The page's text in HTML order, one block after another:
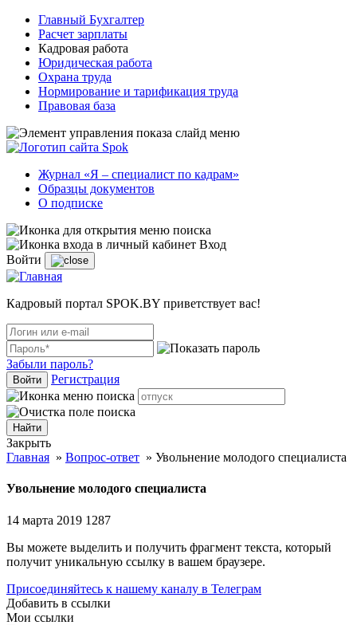
Главный Бухгалтер
Расчет зарплаты
Кадровая работа
Юридическая работа
Охрана труда
Нормирование и тарификация труда
Правовая база
Журнал «Я – специалист по кадрам»
Образцы документов
О подписке
Вход
Войти
Кадровый портал SPOK.BY приветствует вас!
Забыли пароль?
Войти Регистрация
Закрыть
Главная » Вопрос-ответ » Увольнение молодого специалиста
Увольнение молодого специалиста
14 марта 2019 1287
Вы можете выделить и получить фрагмент текста, который
получит уникальную ссылку в вашем браузере.
Присоединяйтесь к нашему каналу в Телеграм
Добавить в ссылки
Мои ссылки